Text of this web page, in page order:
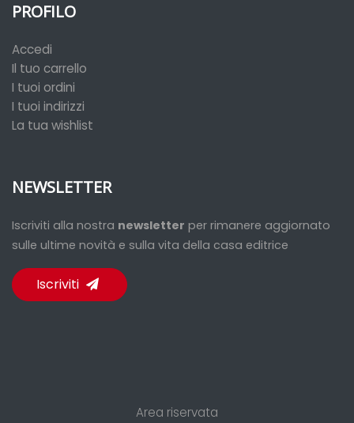
PROFILO
Accedi
Il tuo carrello
I tuoi ordini
I tuoi indirizzi
La tua wishlist
NEWSLETTER
Iscriviti alla nostra newsletter per rimanere aggiornato
sulle ultime novità e sulla vita della casa editrice
Iscriviti
Area riservata